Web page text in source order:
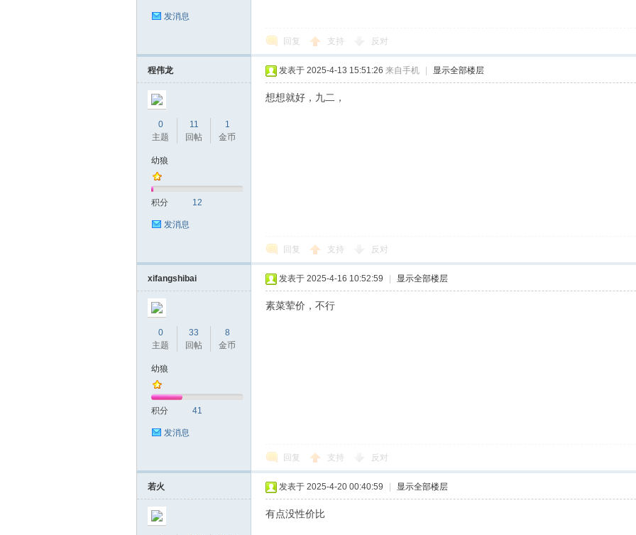
机
发消息
回复 支持 反对
程伟龙
0
主题
11
回帖
1
金币
幼狼
积分 12
发消息
发表于 2025-4-13 15:51:26 来自手机 显示全部楼层
想想就好，九二，
回复 支持 反对
xifangshibai
0
主题
33
回帖
8
金币
幼狼
积分 41
发消息
发表于 2025-4-16 10:52:59 显示全部楼层
素菜荤价，不行
回复 支持 反对
若火 发表于 2025-4-20 00:40:59 显示全部楼层
有点没性价比